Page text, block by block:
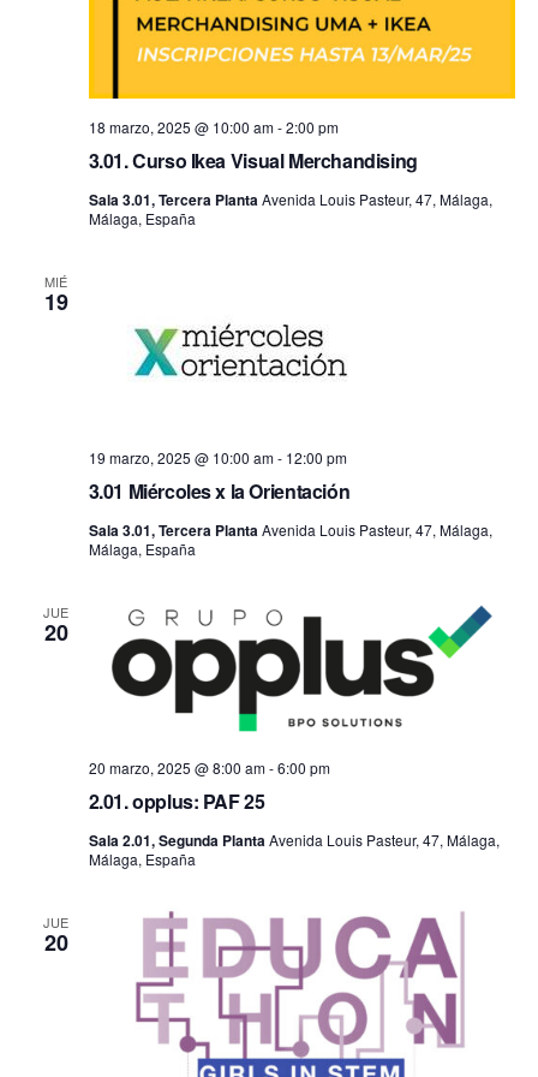
3.01. Curso Ikea Visual Merchandising
18 marzo, 2025 @ 10:00 am-2:00 pm
Sala 3.01, Tercera PlantaAvenida Louis Pasteur, 47, Málaga,
Málaga, España
MIÉ
19
3.01 Miércoles x la Orientación
19 marzo, 2025 @ 10:00 am- 12:00 pm
Sala 3.01, Tercera PlantaAvenida Louis Pasteur, 47, Málaga,
Málaga, España
JUE
20
2.01. opplus: PAF 25
20 marzo, 2025 @ 8:00 am-6:00 pm
Sala 2.01, Segunda PlantaAvenida Louis Pasteur, 47, Málaga,
Málaga, España
JUE
20